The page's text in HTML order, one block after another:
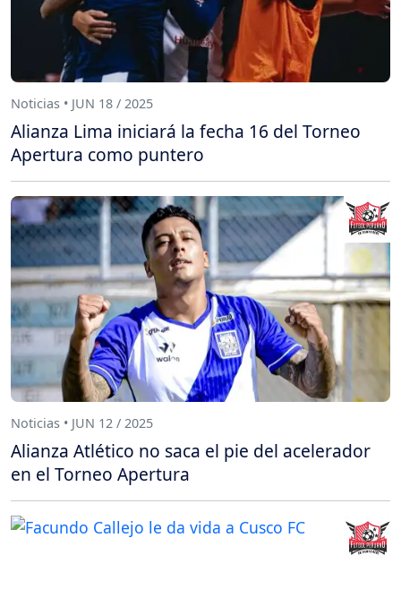
Noticias • JUN 18 / 2025
Alianza Lima iniciará la fecha 16 del Torneo
Apertura como puntero
Noticias • JUN 12 / 2025
Alianza Atlético no saca el pie del acelerador
en el Torneo Apertura